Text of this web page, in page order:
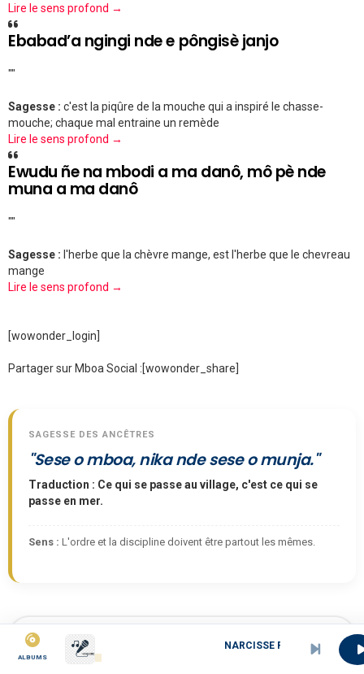
Lire le sens profond →
Ebabad’a ngingi nde e pôngisè janjo
""
Sagesse : c'est la piqûre de la mouche qui a inspiré le chasse-
mouche; chaque mal entraine un remède
Lire le sens profond →
Ewudu ñe na mbodi a ma danô, mô pè nde
muna a ma danô
""
Sagesse : l'herbe que la chèvre mange, est l'herbe que le chevreau
mange
Lire le sens profond →
ALBUMS
[wowonder_login]
Partager sur Mboa Social :[wowonder_share]
SAGESSE DES ANCÊTRES
"Sese o mboa, nika nde sese o munja."
Traduction : Ce qui se passe au village, c'est ce qui se
passe en mer.
Sens : L'ordre et la discipline doivent être partout les mêmes.